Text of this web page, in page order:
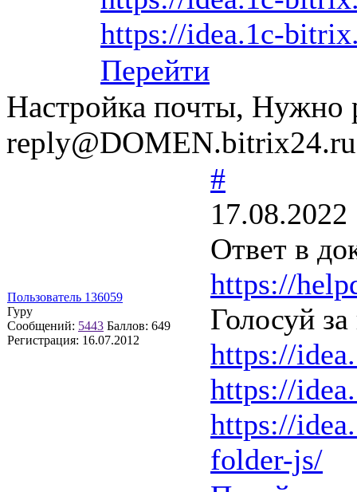
https://idea.1c-
Перейти
Настройка почты, Нужно
reply@DOMEN.bitrix24.ru
Пользователь 136059
Гуру
Сообщений: 5443 Баллов: 649
Регистрация: 16.07.2012
#
Ответ в
https://
Голосуй
https://
https://
https://
folder-js/